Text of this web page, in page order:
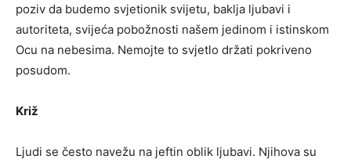
poziv da budemo svjetionik svijetu, baklja ljubavi i
autoriteta, svijeća pobožnosti našem jedinom i istinskom
Ocu na nebesima. Nemojte to svjetlo držati pokriveno
posudom.
Križ
Ljudi se često navežu na jeftin oblik ljubavi. Njihova su